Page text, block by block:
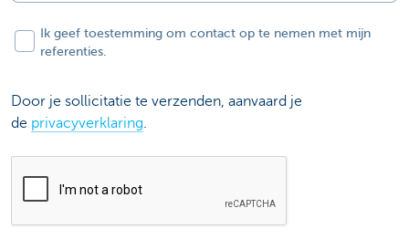
Ik geef toestemming om contact op te nemen met mijn
referenties.
Door je sollicitatie te verzenden, aanvaard je
de privacyverklaring.